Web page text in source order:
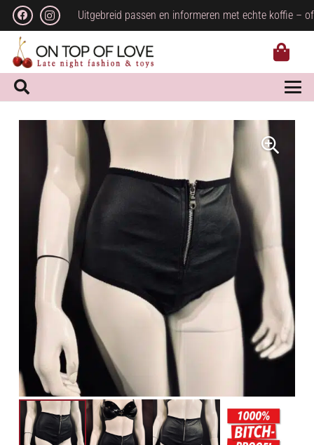
Uitgebreid passen en informeren met echte koffie –